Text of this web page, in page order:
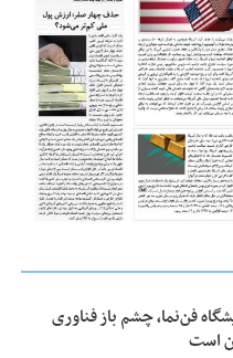
فن‌نما، چشم باز فناوری
است